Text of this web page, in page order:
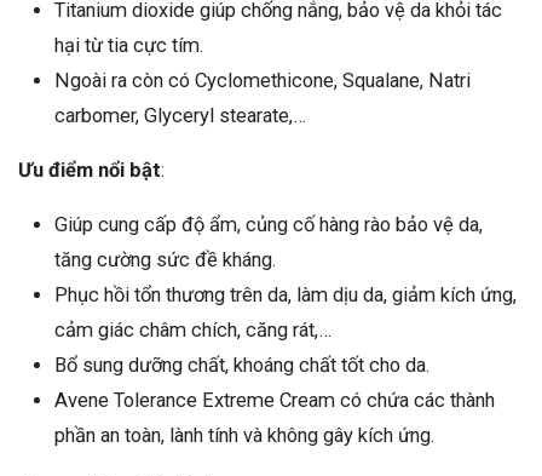
Titanium dioxide giúp chống nắng, bảo vệ da khỏi tác
hại từ tia cực tím.
Ngoài ra còn có Cyclomethicone, Squalane, Natri
carbomer, Glyceryl stearate,…
Ưu điểm nổi bật:
Giúp cung cấp độ ẩm, củng cố hàng rào bảo vệ da,
tăng cường sức đề kháng.
Phục hồi tổn thương trên da, làm dịu da, giảm kích ứng,
cảm giác châm chích, căng rát,…
Bổ sung dưỡng chất, khoáng chất tốt cho da.
Avene Tolerance Extreme Cream có chứa các thành
phần an toàn, lành tính và không gây kích ứng.